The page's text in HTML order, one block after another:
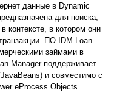
данные в Dynamic
для поиска,
контексте, в котором они
ПО IDM Loan
займами в
Manager поддерживает
и совместимо с
eProcess Objects